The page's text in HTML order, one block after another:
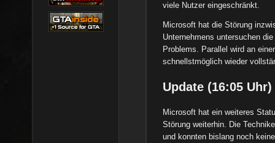
viele Nutzer eingeschränkt.
Microsoft hat die Störung
Unternehmens untersuchen
Problems. Parallel wird an
schnellstmöglich wieder
Update (16:05 Uhr)
Microsoft hat ein weiteres
Störung weiterhin. Die
und konnten bislang noch